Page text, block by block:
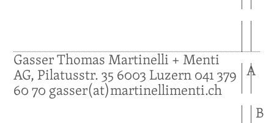
GasserThomasMartinelli + Menti
AG, Pilatusstr. 35 6003 Luzern041 379
60 70 gasser(at)martinellimenti.ch
A
B